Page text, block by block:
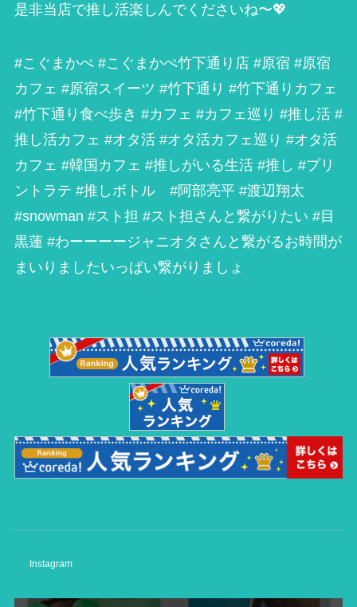
是非当店で推し活楽しんでくださいね〜💖
#こぐまかぺ #こぐまかぺ竹下通り店 #原宿 #原宿
カフェ #原宿スイーツ #竹下通り #竹下通りカフェ
#竹下通り食べ歩き #カフェ #カフェ巡り #推し活 #
推し活カフェ #オタ活 #オタ活カフェ巡り #オタ活
カフェ #韓国カフェ #推しがいる生活 #推し #プリ
ントラテ #推しボトル #阿部亮平 #渡辺翔太
#snowman #スト担 #スト担さんと繋がりたい #目
黒蓮 #わーーーージャニオタさんと繋がるお時間が
まいりましたいっぱい繋がりましょ
Instagram